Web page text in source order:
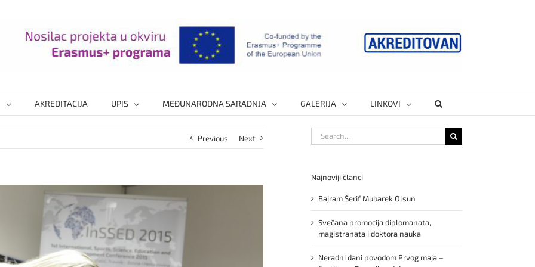
AKREDITACIJA UPIS MEĐUNARODNA SARADNJA GALERIJA LINKOVI
Previous Next
Search
for:
Najnoviji članci
Bajram Šerif Mubarek Olsun
Svečana promocija diplomanata,
magistranata i doktora nauka
Neradni dani povodom Prvog maja –